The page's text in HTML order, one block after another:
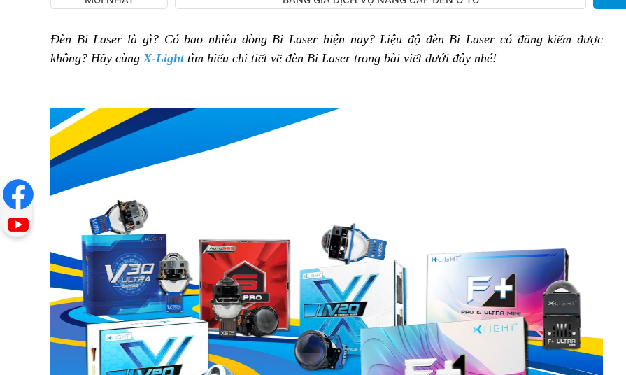
Đèn Bi Laser là gì? Có bao nhiêu dòng Bi Laser hiện nay? Liệu độ đèn Bi Laser có đăng kiểm được
không? Hãy cùngX-Light tìm hiểu chi tiết về đèn Bi Laser trong bài viết dưới đây nhé!